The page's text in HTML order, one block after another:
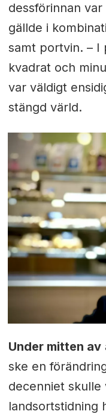
dessförinnan
gällde i
samt portvin. – I
kvadrat och
var väldigt
stängd värld.
Under mitten av
ske en
decenniet skulle
landsortstidning